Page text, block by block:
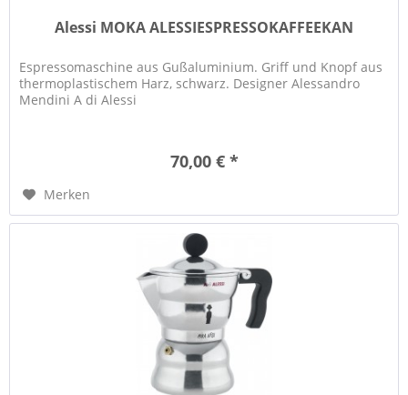
Alessi MOKA ALESSIESPRESSOKAFFEEKAN
Espressomaschine aus Gußaluminium. Griff und Knopf aus
thermoplastischem Harz, schwarz. Designer Alessandro
Mendini A di Alessi
70,00 € *
Merken